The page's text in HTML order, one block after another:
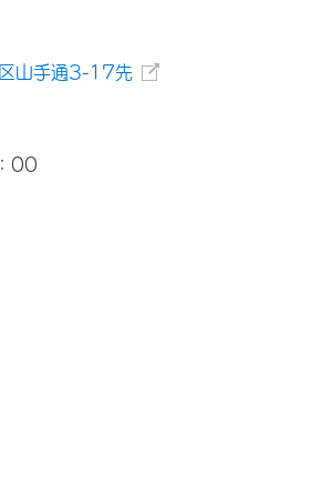
山手通3-17先
00